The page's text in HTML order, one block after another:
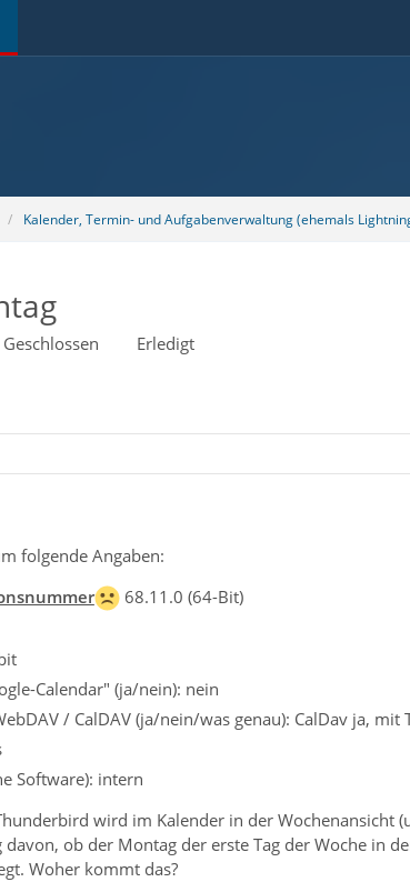
Kalender, Termin- und Aufgabenverwaltung (ehemals
Geschlossen Erledigt
folgende Angaben:
68.11.0 (64-Bit)
Calendar" (ja/nein): nein
/ CalDAV (ja/nein/was genau): CalDav ja, mit
Software): intern
wird im Kalender in der Wochenansicht
ob der Montag der erste Tag der Woche in
Woher kommt das?